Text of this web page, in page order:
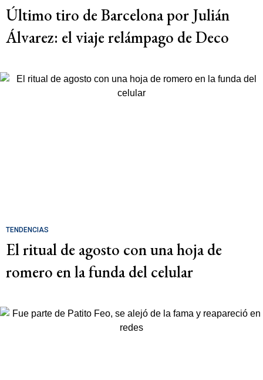
Último tiro de Barcelona por Julián
Álvarez: el viaje relámpago de Deco
TENDENCIAS
El ritual de agosto con una hoja de
romero en la funda del celular